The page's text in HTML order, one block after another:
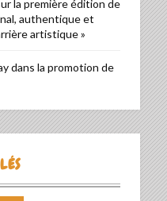
la première édition de
authentique et
artistique »
dans la promotion de